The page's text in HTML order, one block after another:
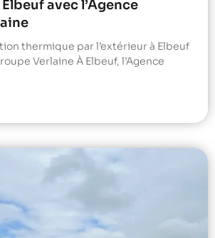
avec l’Agence
thermique par l’extérieur à Elbeuf
Verlaine À Elbeuf, l’Agence